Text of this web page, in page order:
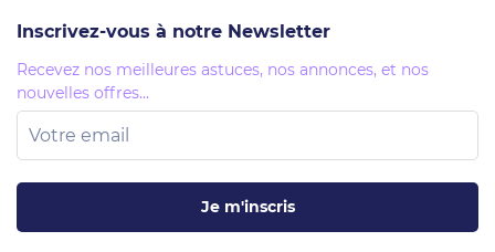
Inscrivez-vous à notre Newsletter
Recevez nos meilleures astuces, nos annonces, et nos
nouvelles offres...
Je m'inscris